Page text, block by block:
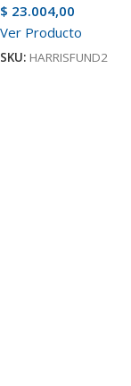
$ 23.004,00
Ver Producto
SKU: HARRISFUND2